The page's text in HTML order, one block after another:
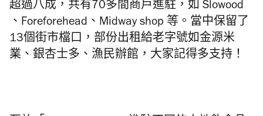
超過八成，共有70多間商戶進駐，如 Slowood
、Foreforehead、Midway shop 等。當中保留了
13個街市檔口，部份出租給老字號如金源米
業、銀杏士多、漁民辦館，大家記得多支持！